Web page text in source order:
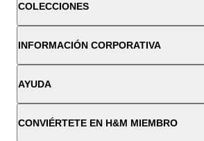
COLECCIONES
INFORMACIÓN CORPORATIVA
AYUDA
CONVIÉRTETE EN H&M MIEMBRO